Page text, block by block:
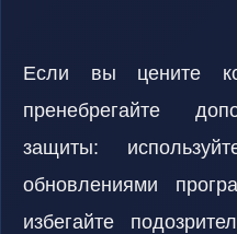
Если вы цените
пренебрегайте
защиты:
обновлениями
избегайте